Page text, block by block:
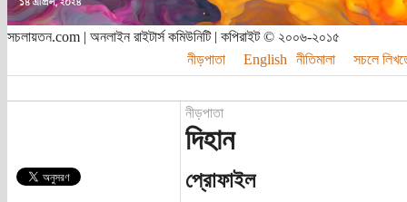
সচলায়তন.com | অনলাইন রাইটার্স কমিউনিটি | কপিরাইট © ২০০৬-২০১৫
নীড়পাতা
English নীতিমালা সচলে
নীড়পাতা
দিহান
প্রোফাইল